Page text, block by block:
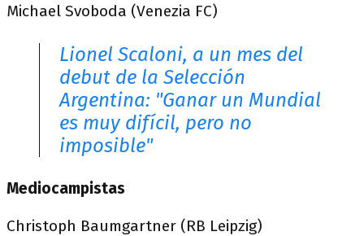
Michael Svoboda (Venezia FC)
Lionel Scaloni, a un mes del
debut de la Selección
Argentina: "Ganar un Mundial
es muy difícil, pero no
imposible"
Mediocampistas
Christoph Baumgartner (RB Leipzig)